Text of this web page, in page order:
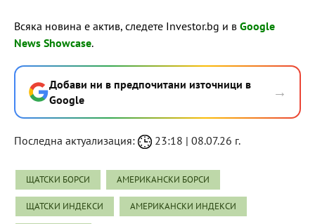
Всяка новина е актив, следете Investor.bg и в Google
News Showcase.
Добави ни в предпочитани източници в
Google
→
Последна актуализация: 23:18 | 08.07.26 г.
ЩАТСКИ БОРСИ АМЕРИКАНСКИ БОРСИ
ЩАТСКИ ИНДЕКСИ АМЕРИКАНСКИ ИНДЕКСИ